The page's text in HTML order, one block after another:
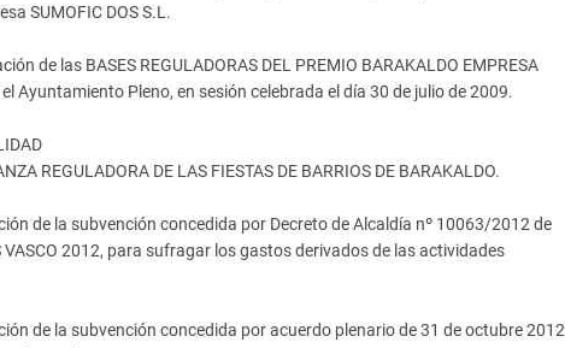
SUMOFIC DOS S.L.
de las BASES REGULADORAS DEL PREMIO BARAKALDO EMPRESA
Ayuntamiento Pleno, en sesión celebrada el día 30 de julio de 2009.
REGULADORA DE LAS FIESTAS DE BARRIOS DE BARAKALDO.
de la subvención concedida por Decreto de Alcaldía nº 10063/2012 de
VASCO 2012, para sufragar los gastos derivados de las actividades
de la subvención concedida por acuerdo plenario de 31 de octubre 2012